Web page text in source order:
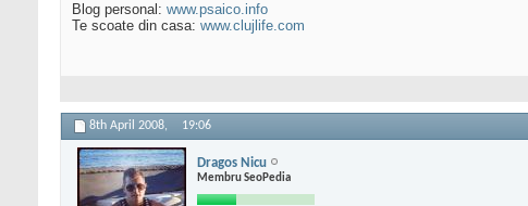
Blog personal: www.psaico.info
Te scoate din casa: www.clujlife.com
8th April 2008, 19:06
Dragos Nicu
Membru SeoPedia